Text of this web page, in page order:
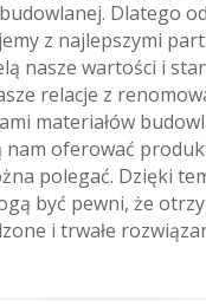
Dlatego
z najlepszymi
nasze wartości i
relacje z
materiałów
nam oferować
polegać. Dzięki
być pewni, że
i trwałe